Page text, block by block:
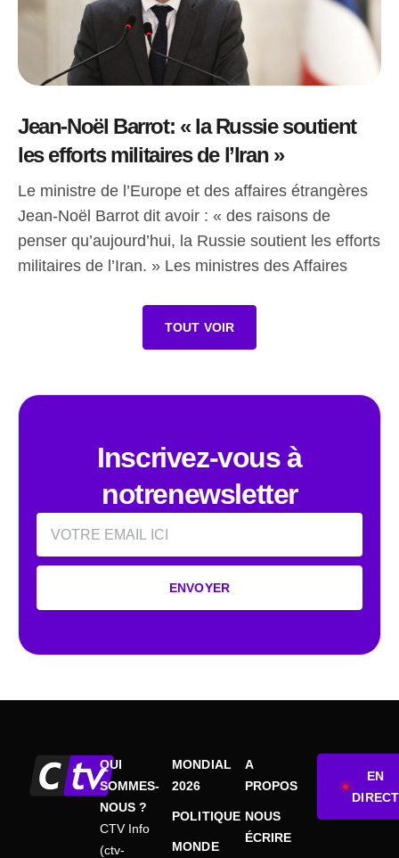
Jean-Noël Barrot: « la Russie soutient
les efforts militaires de l’Iran »
Le ministre de l’Europe et des affaires étrangères
Jean-Noël Barrot dit avoir : « des raisons de
penser qu’aujourd’hui, la Russie soutient les efforts
militaires de l’Iran. » Les ministres des Affaires
TOUT VOIR
Inscrivez-vous à
notrenewsletter
Email
ENVOYER
QUI
SOMMES-
NOUS ?
CTV Info
(ctv-
MONDIAL
2026
POLITIQUE
MONDE
A
PROPOS
NOUS
ÉCRIRE
EN
DIRECT